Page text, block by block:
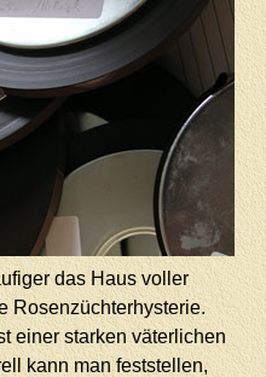
das Haus voller
Rosenzüchterhysterie.
einer starken väterlichen
kann man feststellen,